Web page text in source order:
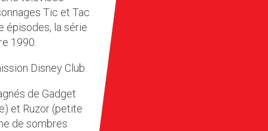
Tic et Tac
épisodes, la série
1990.
Disney Club.
de Gadget
et Ruzor (petite
de sombres